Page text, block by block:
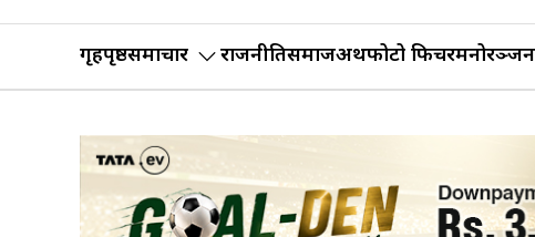
गृहपृष्ठसमाचार राजनीतिसमाजअर्थफोटो फिचरमनोरञ्जन